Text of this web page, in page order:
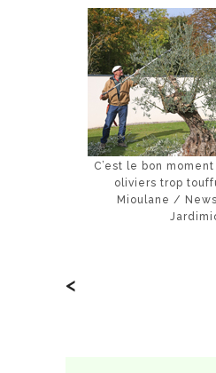
C’est le bon
oliviers trop
Mioulane /
<